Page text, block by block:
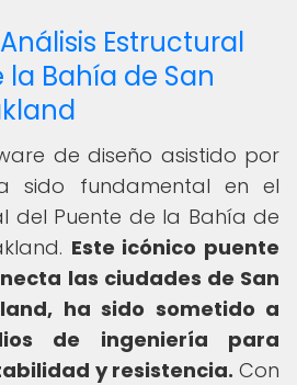
Estructural
Bahía de San
de diseño asistido por
sido fundamental en el
del Puente de la Bahía de
Este icónico puente
las ciudades de San
ha sido sometido a
de ingeniería para
y resistencia. Con